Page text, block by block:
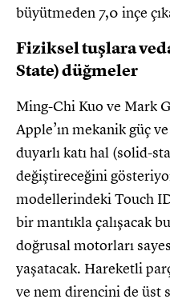
büyütmeden 7,0 inçe
Fiziksel tuşlara
State) düğmeler
Ming-Chi Kuo ve Mark
Apple’ın mekanik güç
duyarlı katı hal (solid-
değiştireceğini
modellerindeki Touch
bir mantıkla çalışacak
doğrusal motorları
yaşatacak. Hareketli
ve nem direncini de üst